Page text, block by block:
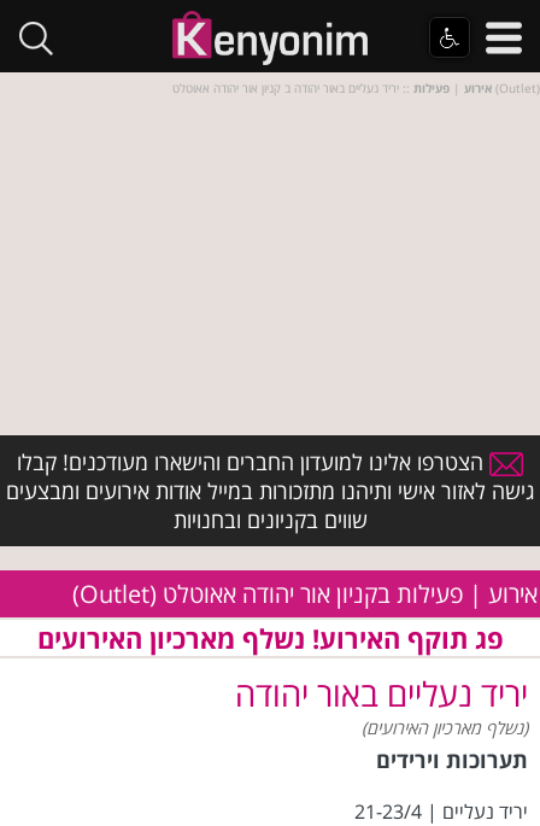
אירוע | פעילות :: יריד נעליים באור יהודה ב קניון אור יהודה אאוטלט (Outlet)
הצטרפו אלינו למועדון החברים והישארו מעודכנים! קבלו
גישה לאזור אישי ותיהנו מתזכורות במייל אודות אירועים ומבצעים
שווים בקניונים ובחנויות
אירוע | פעילות בקניון אור יהודה אאוטלט (Outlet)
פג תוקף האירוע! נשלף מארכיון האירועים
יריד נעליים באור יהודה
(נשלף מארכיון האירועים)
תערוכות וירידים
יריד נעליים | 21-23/4